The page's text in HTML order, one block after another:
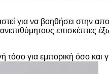
για να βοηθήσει στην
επισκέπτες
τόσο για εμπορική όσο και